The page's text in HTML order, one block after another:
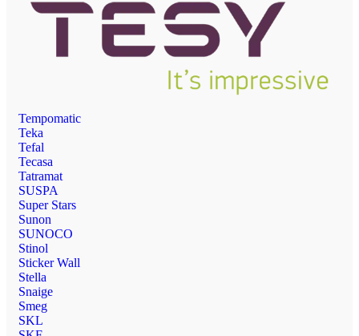
Tempomatic
Teka
Tefal
Tecasa
Tatramat
SUSPA
Super Stars
Sunon
SUNOCO
Stinol
Sticker Wall
Stella
Snaige
Smeg
SKL